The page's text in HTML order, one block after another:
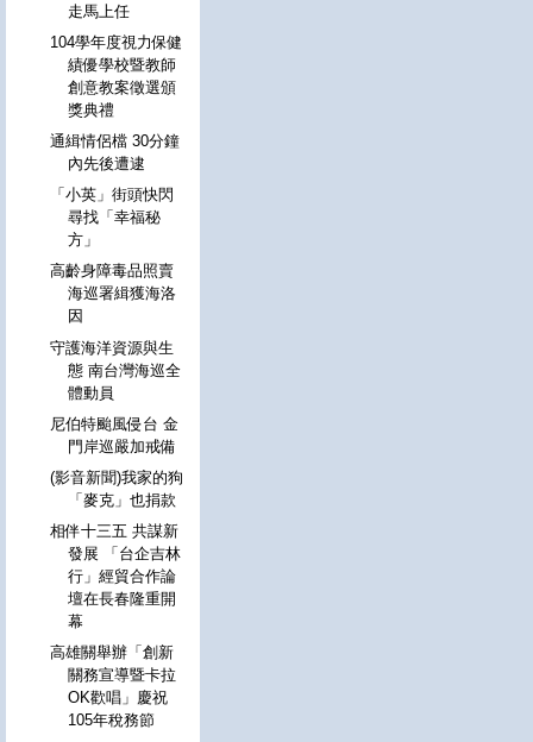
走馬上任
104學年度視力保健
績優學校暨教師
創意教案徵選頒
獎典禮
通緝情侶檔 30分鐘
內先後遭逮
「小英」街頭快閃
尋找「幸福秘
方」
高齡身障毒品照賣
海巡署緝獲海洛
因
守護海洋資源與生
態 南台灣海巡全
體動員
尼伯特颱風侵台 金
門岸巡嚴加戒備
(影音新聞)我家的狗
「麥克」也捐款
相伴十三五 共謀新
發展 「台企吉林
行」經貿合作論
壇在長春隆重開
幕
高雄關舉辦「創新
關務宣導暨卡拉
OK歡唱」慶祝
105年稅務節